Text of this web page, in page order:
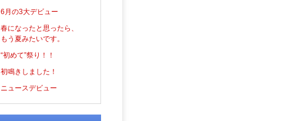
6月の3大デビュー
春になったと思ったら、
もう夏みたいです。
“初めて”祭り！！
初鳴きしました！
ニュースデビュー